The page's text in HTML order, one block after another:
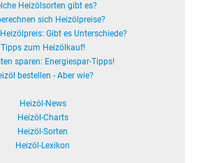
Heizölsorten gibt es?
sich Heizölpreise?
Gibt es Unterschiede?
Tipps zum Heizölkauf!
sparen: Energiespar-Tipps!
bestellen - Aber wie?
Heizöl-News
Heizöl-Charts
Heizöl-Sorten
Heizöl-Lexikon